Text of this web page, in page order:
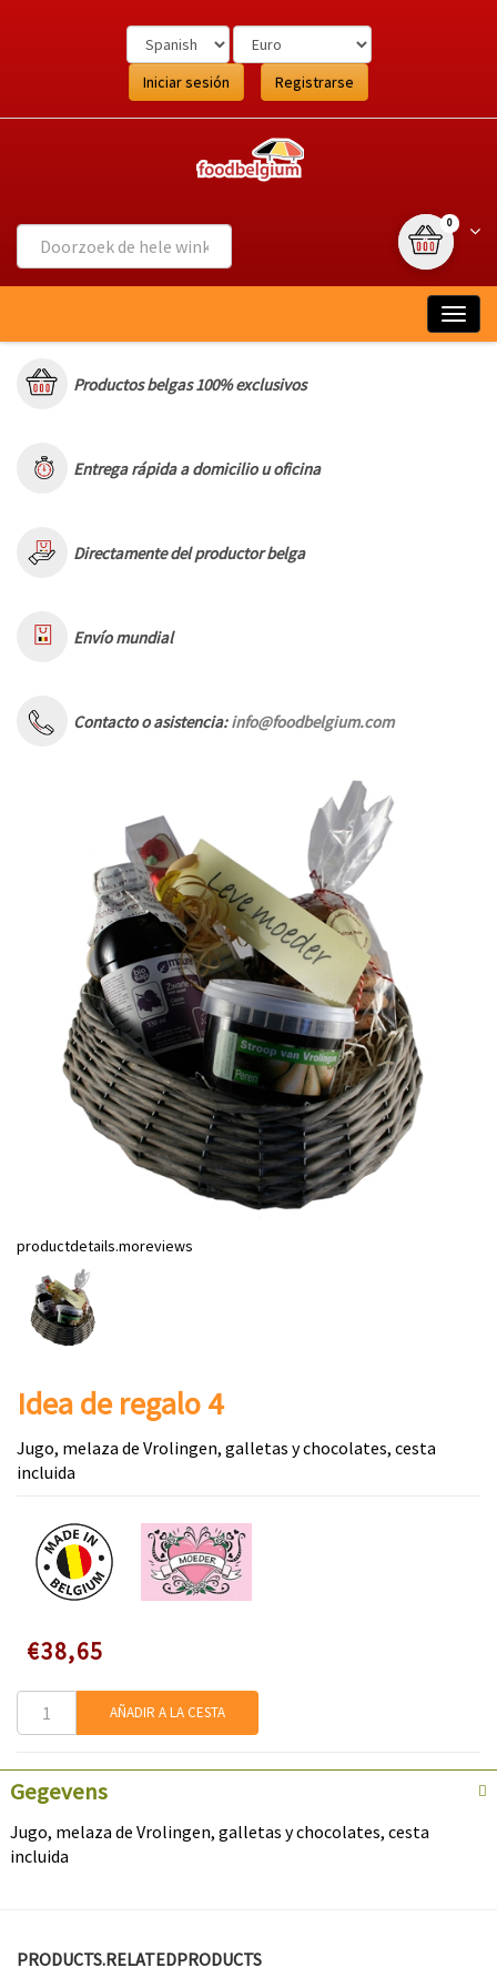
Iniciar sesión Registrarse
0{0}
Productos belgas 100% exclusivos
Entrega rápida a domicilio u oficina
Directamente del productor belga
Envío mundial
Contacto o asistencia:info@foodbelgium.com
productdetails.moreviews
Idea de regalo 4
Jugo, melaza de Vrolingen, galletas y chocolates, cesta
incluida
Speciale
prijs
€38,65
AÑADIR A LA CESTA
Gegevens
Jugo, melaza de Vrolingen, galletas y chocolates, cesta
incluida
PRODUCTS.RELATEDPRODUCTS